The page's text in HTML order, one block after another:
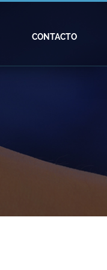
CONTACTO